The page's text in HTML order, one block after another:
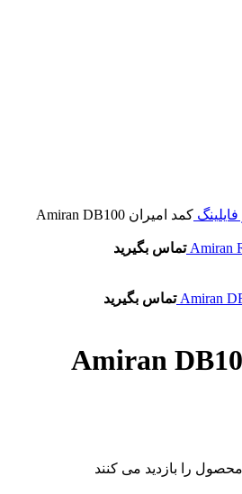
کمد امیران Amiran DB100
تماس بگیرید
تماس بگیرید
را بازدید می کنند